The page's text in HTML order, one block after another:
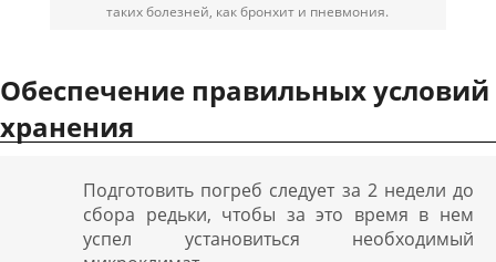
таких болезней, как бронхит и пневмония.
Обеспечение правильных условий
хранения
Подготовить погреб следует за 2 недели до
сбора редьки, чтобы за это время в нем
успел установиться необходимый